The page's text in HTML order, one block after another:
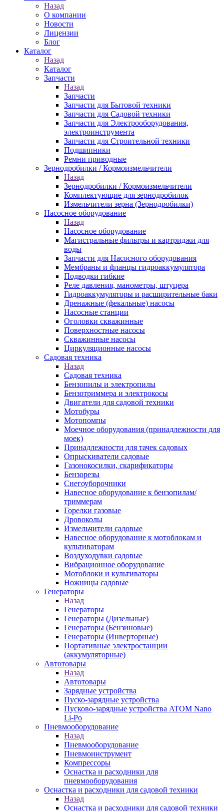
Назад
О компании
Новости
Лицензии
Блог
Каталог
Назад
Каталог
Запчасти
Назад
Запчасти
Запчасти для Бытовой техники
Запчасти для Садовой техники
Запчасти для Электрооборудования,
электроинструмента
Запчасти для Строительной техники
Подшипники
Ремни приводные
Зернодробилки / Кормоизмельчители
Назад
Зернодробилки / Кормоизмельчители
Комплектующие для зернодробилок
Измельчители зерна (Зернодробилки)
Насосное оборудование
Назад
Насосное оборудование
Магистральные фильтры и картриджи для
воды
Запчасти для Насосного оборудования
Мембраны и фланцы гидроаккумулятора
Подводки гибкие
Реле давления, манометры, штуцера
Гидроаккумуляторы и расширительные баки
Дренажные (фекальные) насосы
Насосные станции
Оголовки скважинные
Поверхностные насосы
Скважинные насосы
Циркуляционные насосы
Садовая техника
Назад
Садовая техника
Бензопилы и электропилы
Бензотриммера и электрокосы
Двигатели для садовой техники
Мотобуры
Мотопомпы
Моечное оборудования (принадлежности для
моек)
Принадлежности для тачек садовых
Опрыскиватели садовые
Газонокосилки, скарификаторы
Бензорезы
Снегоуборочники
Навесное оборудование к бензопилам/
триммерам
Горелки газовые
Дровоколы
Измельчители садовые
Навесное оборудование к мотоблокам и
культиваторам
Воздуходувки садовые
Вибрационное оборудование
Мотоблоки и культиваторы
Ножницы садовые
Генераторы
Назад
Генераторы
Генераторы (Дизельные)
Генераторы (Бензиновые)
Генераторы (Инверторные)
Портативные электростанции
(аккумуляторные)
Автотовары
Назад
Автотовары
Зарядные устройства
Пуско-зарядные устройства
Пусково-зарядные устройства ATOM Nano
Li-Po
Пневмооборудование
Назад
Пневмооборудование
Пневмоинструмент
Компрессоры
Оснастка и расходники для
пневмооборудования
Оснастка и расходники для садовой техники
Назад
Оснастка и расходники для садовой техники